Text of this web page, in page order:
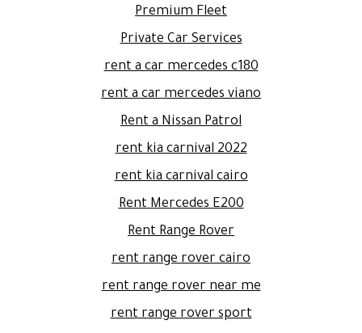
Premium Fleet
Private Car Services
rent a car mercedes c180
rent a car mercedes viano
Rent a Nissan Patrol
rent kia carnival 2022
rent kia carnival cairo
Rent Mercedes E200
Rent Range Rover
rent range rover cairo
rent range rover near me
rent range rover sport